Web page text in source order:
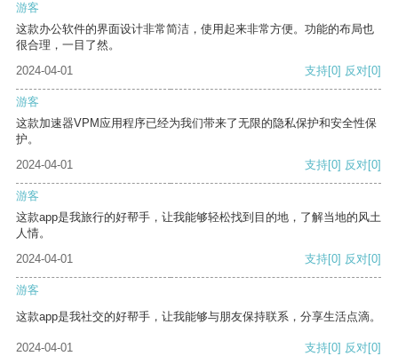
游客
这款办公软件的界面设计非常简洁，使用起来非常方便。功能的布局也
很合理，一目了然。
2024-04-01
支持[0] 反对[0]
游客
这款加速器VPM应用程序已经为我们带来了无限的隐私保护和安全性保
护。
2024-04-01
支持[0] 反对[0]
游客
这款app是我旅行的好帮手，让我能够轻松找到目的地，了解当地的风土
人情。
2024-04-01
支持[0] 反对[0]
游客
这款app是我社交的好帮手，让我能够与朋友保持联系，分享生活点滴。
2024-04-01 支持[0] 反对[0]